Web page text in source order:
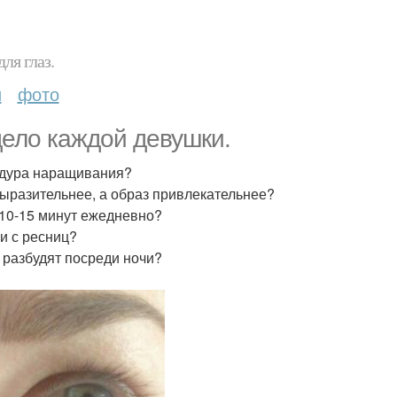
глаз.
фото
каждой девушки.
наращивания?
а образ привлекательнее?
15 минут ежедневно?
с ресниц?
посреди ночи?